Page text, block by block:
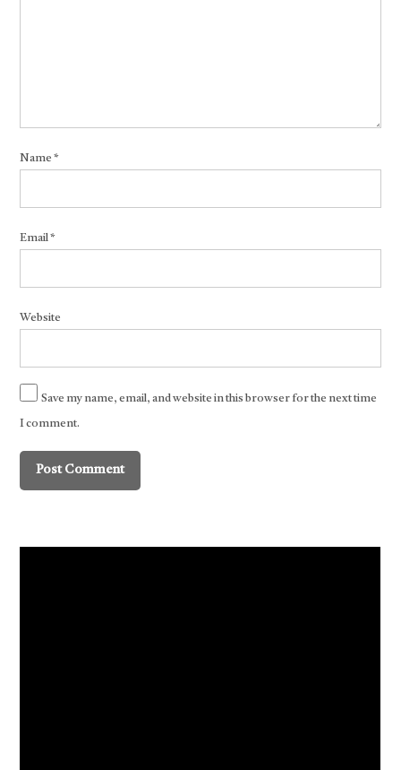
Name*
Email*
Website
Save my name, email, and website in this browser for the next time
I comment.